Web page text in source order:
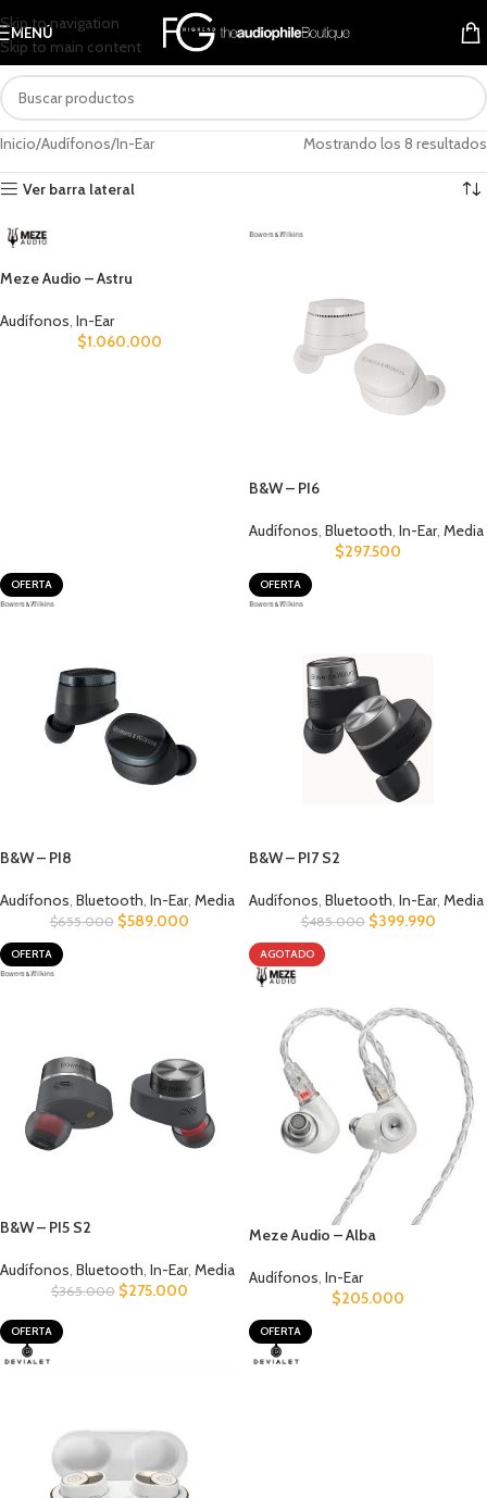
Skip to navigation
Skip to main content
MENÚ
Inicio Audífonos In-Ear Mostrando los 8 resultados
Ver barra lateral
Meze Audio – Astru
Audífonos, In-Ear
$1.060.000
B&W – PI6
Audífonos, Bluetooth, In-Ear, Media
$297.500
OFERTA
B&W – PI8
Audífonos, Bluetooth, In-Ear, Media
$655.000 $589.000
OFERTA
B&W – PI7 S2
Audífonos, Bluetooth, In-Ear, Media
$485.000 $399.990
OFERTA
B&W – PI5 S2
Audífonos, Bluetooth, In-Ear, Media
$365.000 $275.000
AGOTADO
Meze Audio – Alba
Audífonos, In-Ear
$205.000
OFERTA OFERTA